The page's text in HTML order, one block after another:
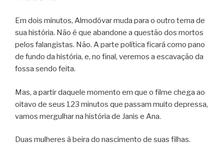
Em dois minutos, Almodóvar muda para o outro tema de
sua história. Não é que abandone a questão dos mortos
pelos falangistas. Não. A parte política ficará como pano
de fundo da história, e, no final, veremos a escavação da
fossa sendo feita.
Mas, a partir daquele momento em que o filme chega ao
oitavo de seus 123 minutos que passam muito depressa,
vamos mergulhar na história de Janis e Ana.
Duas mulheres à beira do nascimento de suas filhas.